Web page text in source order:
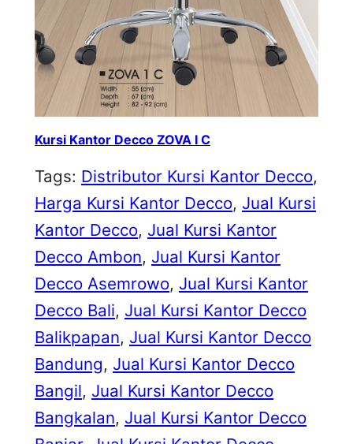
Kursi Kantor Decco ZOVA I C
Tags: Distributor Kursi Kantor Decco
Harga Kursi Kantor Decco, Jual Kursi
Kantor Decco, Jual Kursi Kantor
Decco Ambon, Jual Kursi Kantor
Decco Asemrowo, Jual Kursi Kantor
Decco Bali, Jual Kursi Kantor Decco
Balikpapan, Jual Kursi Kantor Decco
Bandung, Jual Kursi Kantor Decco
Bangil, Jual Kursi Kantor Decco
Bangkalan, Jual Kursi Kantor Decco